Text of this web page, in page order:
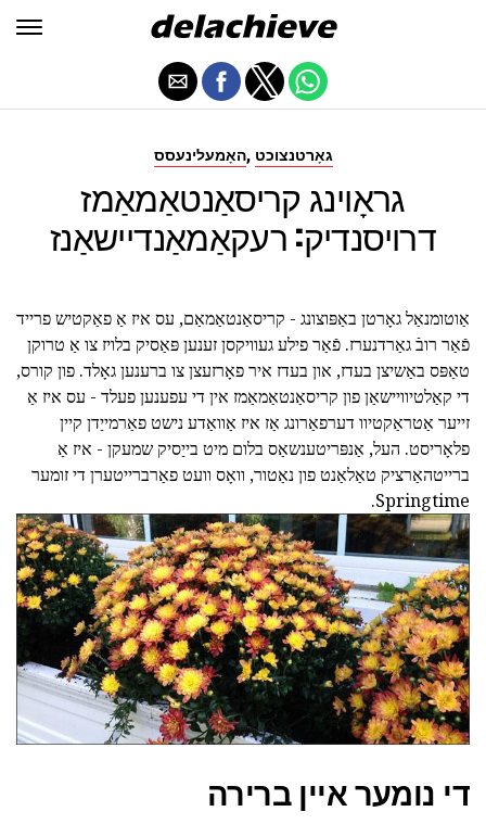
האָמעלינעסס, גאָרטנצוכט
גראָוינג קריסאַנטאַמאַמז
דרויסנדיק: רעקאַמאַנדיישאַנז
אַוטומנאַל גאָרטן באַפּוצונג - קריסאַנטאַמאַם, עס איז אַ פאַקטיש פרייד
פֿאַר רובֿ גאַרדנערז. פֿאַר פילע געוויקסן זענען פּאַסיק בלויז צו אַ טרוקן
טאַפּס באַשיצן בעדז, און בעדז איר פאָרזעצן צו ברענען גאָלד. פון קורס,
די קאַלטיוויישאַן פון קריסאַנטאַמאַמז אין די עפענען פעלד - עס איז אַ
זייער אַטראַקטיוו דערפאַרונג אַז איז אַוואַדע נישט פאַרמייַדן קיין
פלאָריסט. העל, אַנפּריטענשאַס בלום מיט בייַסיק שמעקן - איז אַ
ברייטהאַרציק טאַלאַנט פון נאַטור, וואָס וועט פאַרברייטערן די זומער
Springtime.
די נומער איין ברירה